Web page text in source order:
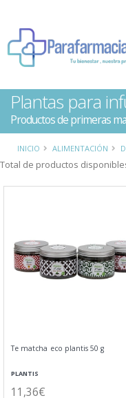
Plantas para
Productos de primeras
INICIO ALIMENTACIÓN
Total de productos
Te matcha eco plantis 50 g
PLANTIS
11,36€